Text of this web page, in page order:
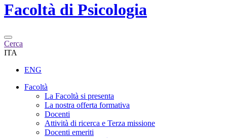
Facoltà di Psicologia
Cerca
ITA
ENG
Facoltà
La Facoltà si presenta
La nostra offerta formativa
Docenti
Attività di ricerca e Terza missione
Docenti emeriti